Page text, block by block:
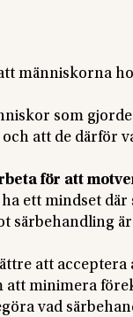
människorna
som
att de därför
för att
ett mindset
särbehandling
att
att minimera
vad